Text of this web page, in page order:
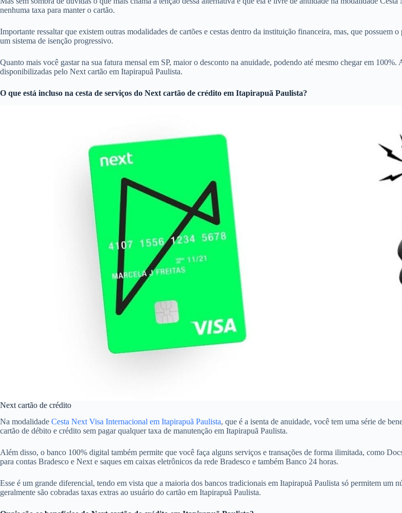
nenhuma taxa para manter o cartão.
Importante ressaltar que existem outras modalidades de cartões e cestas dentro da instituição financeira, mas, que
um sistema de isenção progressivo.
Quanto mais você gastar na sua fatura mensal em SP, maior o desconto na anuidade, podendo até mesmo chegar em
disponibilizadas pelo Next cartão em Itapirapuã Paulista.
O que está incluso na cesta de serviços do Next cartão de crédito em Itapirapuã Paulista?
Next cartão de crédito
Na modalidade Cesta Next Visa Internacional em Itapirapuã Paulista, que é a isenta de anuidade, você tem uma série de
cartão de débito e crédito sem pagar qualquer taxa de manutenção em Itapirapuã Paulista.
Além disso, o banco 100% digital também permite que você faça alguns serviços e transações de forma ilimitada, como
para contas Bradesco e Next e saques em caixas eletrônicos da rede Bradesco e também Banco 24 horas.
Esse é um grande diferencial, tendo em vista que a maioria dos bancos tradicionais em Itapirapuã Paulista só permitem um
geralmente são cobradas taxas extras ao usuário do cartão em Itapirapuã Paulista.